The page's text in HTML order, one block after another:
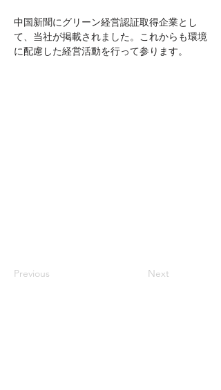
中国新聞にグリーン経営認証取得企業とし
て、当社が掲載されました。これからも環境
に配慮した経営活動を行って参ります。
Previous Next